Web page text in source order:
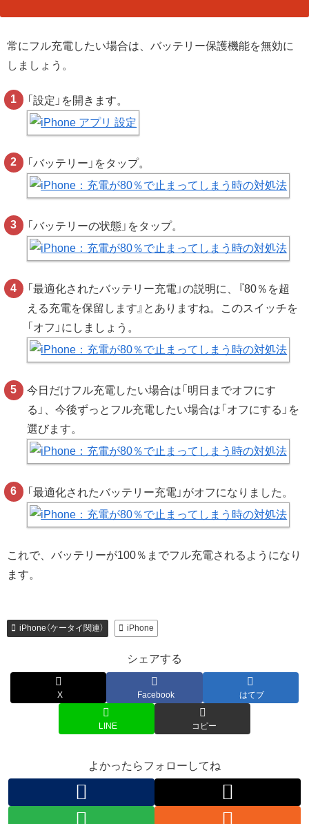
常にフル充電したい場合は、バッテリー保護機能を無効に
しましょう。
「設定」を開きます。
「バッテリー」をタップ。
「バッテリーの状態」をタップ。
「最適化されたバッテリー充電」の説明に、『80％を超
える充電を保留します』とありますね。このスイッチを
「オフ」にしましょう。
今日だけフル充電したい場合は「明日までオフにす
る」、今後ずっとフル充電したい場合は「オフにする」を
選びます。
「最適化されたバッテリー充電」がオフになりました。
これで、バッテリーが100％までフル充電されるようになり
ます。
iPhone（ケータイ関連） iPhone
シェアする
X Facebook はてブ
LINE コピー
よかったらフォローしてね